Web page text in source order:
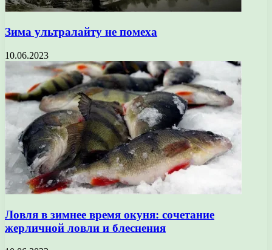
Зима ультралайту не помеха
10.06.2023
Ловля в зимнее время окуня: сочетание
жерличной ловли и блеснения